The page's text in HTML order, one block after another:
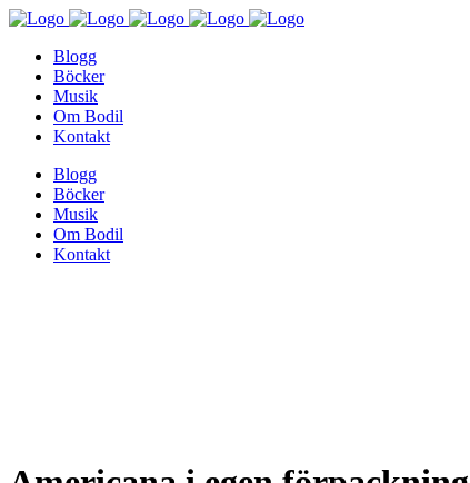
Blogg
Böcker
Musik
Om Bodil
Kontakt
Blogg
Böcker
Musik
Om Bodil
Kontakt